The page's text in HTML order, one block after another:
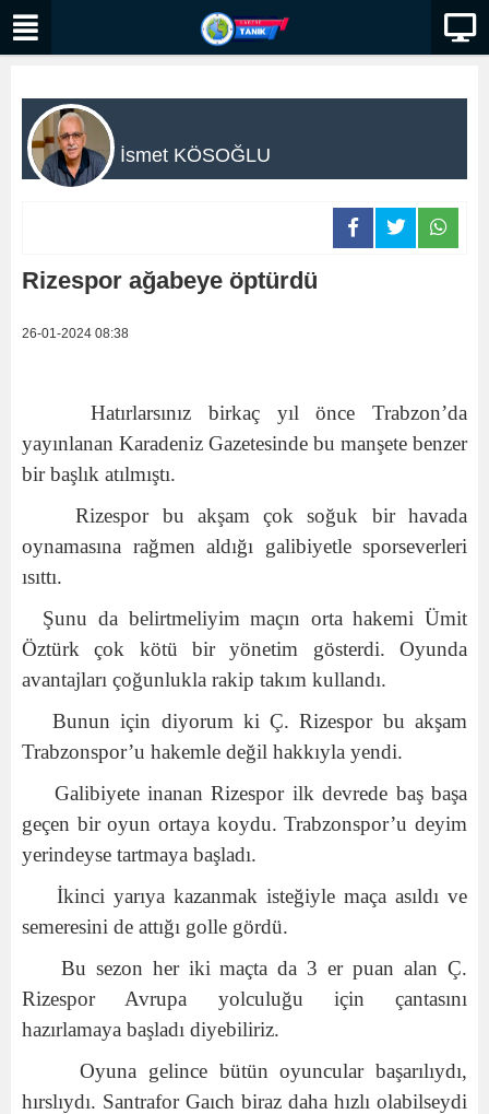
İsmet KÖSOĞLU
Rizespor ağabeye öptürdü
26-01-2024 08:38
Hatırlarsınız birkaç yıl önce Trabzon’da
yayınlanan Karadeniz Gazetesinde bu manşete benzer
bir başlık atılmıştı.
Rizespor bu akşam çok soğuk bir havada
oynamasına rağmen aldığı galibiyetle sporseverleri
ısıttı.
Şunu da belirtmeliyim maçın orta hakemi Ümit
Öztürk çok kötü bir yönetim gösterdi. Oyunda
avantajları çoğunlukla rakip takım kullandı.
Bunun için diyorum ki Ç. Rizespor bu akşam
Trabzonspor’u hakemle değil hakkıyla yendi.
Galibiyete inanan Rizespor ilk devrede baş başa
geçen bir oyun ortaya koydu. Trabzonspor’u deyim
yerindeyse tartmaya başladı.
İkinci yarıya kazanmak isteğiyle maça asıldı ve
semeresini de attığı golle gördü.
Bu sezon her iki maçta da 3 er puan alan Ç.
Rizespor Avrupa yolculuğu için çantasını
hazırlamaya başladı diyebiliriz.
Oyuna gelince bütün oyuncular başarılıydı,
hırslıydı. Santrafor Gaıch biraz daha hızlı olabilseydi